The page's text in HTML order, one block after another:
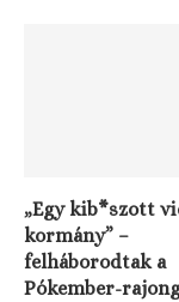
„Egy kib*szott
kormány” –
felháborodtak a
Pókember-